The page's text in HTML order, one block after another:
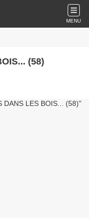
MENU
(58)